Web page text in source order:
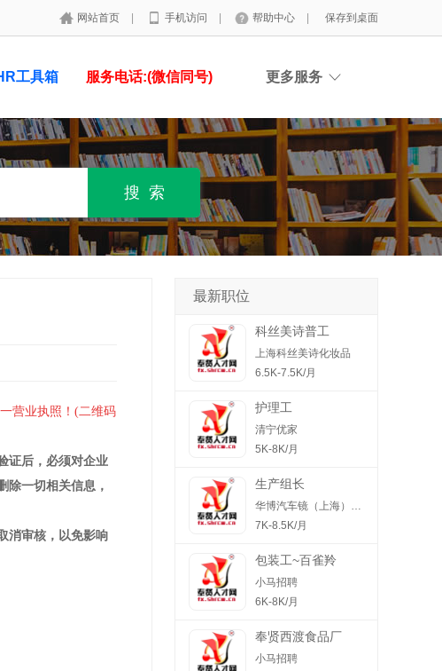
网站首页 手机访问 帮助中心 保存到桌面
工具箱 服务电话:(微信同号) 更多服务
营业执照！(二维码
证后，必须对企业
除一切相关信息，
消审核，以免影响
最新职位
科丝美诗普工
上海科丝美诗化妆品
6.5K-7.5K/月
护理工
清宁优家
5K-8K/月
生产组长
华博汽车镜（上海）有限公司
7K-8.5K/月
包装工~百雀羚
小马招聘
6K-8K/月
奉贤西渡食品厂
小马招聘